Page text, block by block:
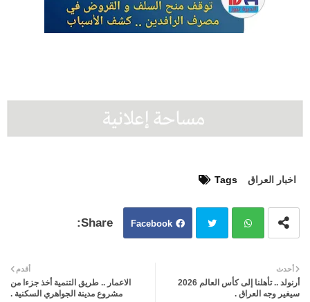
Tags اخبار العراق
Facebook
ter atsa
أحدث
أرنولد .. تأهلنا إلى كأس العالم 2026
سيغير وجه العراق .
أقدم
الاعمار .. طريق التنمية أخذ جزءا من
مشروع مدينة الجواهري السكنية .